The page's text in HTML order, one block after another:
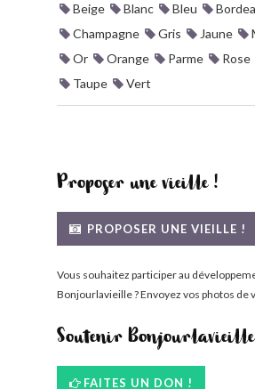
Beige Blanc Bleu
Champagne
Gris Jaune
Or
Orange Parme Rose
Taupe
Vert
Proposer une vieille !
PROPOSER UNE VIEILLE !
Vous souhaitez participer au
Bonjourlavieille ? Envoyez vos photos de
Soutenir Bonjourlavieille
FAITES UN DON !